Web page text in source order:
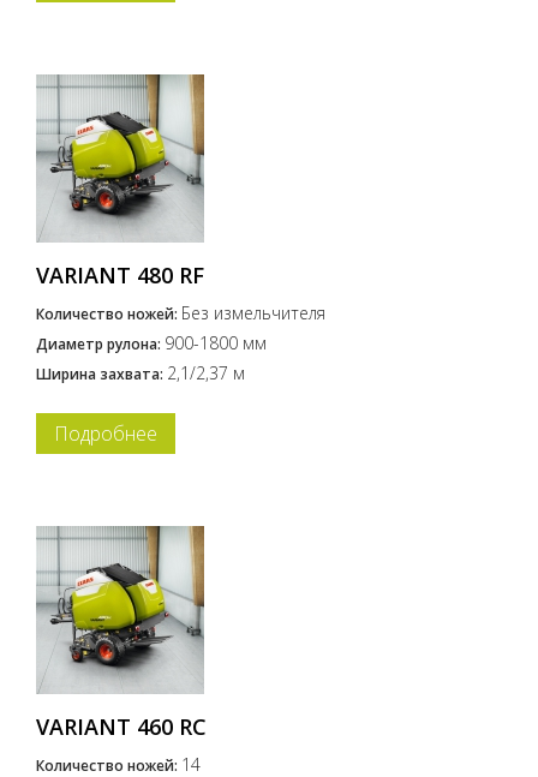
VARIANT 480 RF
Количество ножей: Без измельчителя
Диаметр рулона: 900-1800 мм
Ширина захвата: 2,1/2,37 м
Подробнее
VARIANT 460 RC
Количество ножей: 14